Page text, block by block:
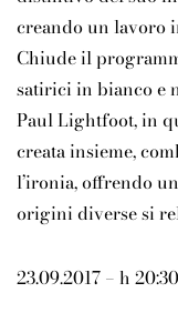
creando un lavoro
Chiude il
satirici in bianco e
Paul Lightfoot, in
creata insieme,
l’ironia, offrendo
origini diverse si
23.09.2017 – h